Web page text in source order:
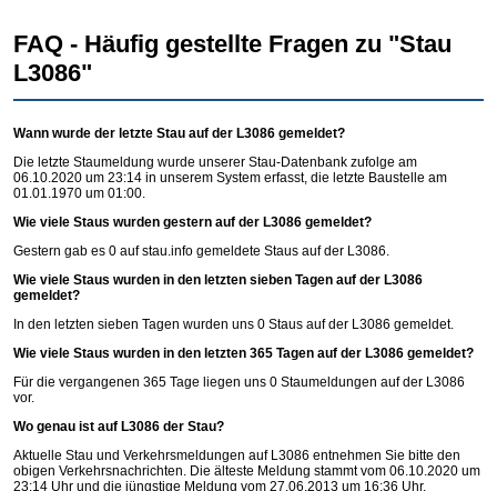
FAQ - Häufig gestellte Fragen zu "Stau
L3086"
Wann wurde der letzte Stau auf der L3086 gemeldet?
Die letzte Staumeldung wurde unserer Stau-Datenbank zufolge am
06.10.2020 um 23:14 in unserem System erfasst, die letzte Baustelle am
01.01.1970 um 01:00.
Wie viele Staus wurden gestern auf der L3086 gemeldet?
Gestern gab es 0 aufstau.info gemeldete Staus auf der L3086.
Wie viele Staus wurden in den letzten sieben Tagen auf der L3086
gemeldet?
In den letzten sieben Tagen wurden uns 0 Staus auf der L3086 gemeldet.
Wie viele Staus wurden in den letzten 365 Tagen auf der L3086 gemeldet?
Für die vergangenen 365 Tage liegen uns 0 Staumeldungen auf der L3086
vor.
Wo genau ist auf L3086 der Stau?
Aktuelle Stau und Verkehrsmeldungen auf L3086 entnehmen Sie bitte den
obigen Verkehrsnachrichten. Die älteste Meldung stammt vom 06.10.2020 um
23:14 Uhr und die jüngstige Meldung vom 27.06.2013 um 16:36 Uhr.